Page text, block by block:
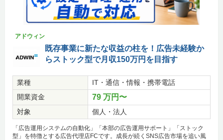
アドウィン
既存事業に新たな収益の柱を！広告未経験か
らストック型で月収150万円を目指す
業種
IT・通信・情報・携帯電話
開業資金
79 万円〜
対象 個人・法人
「広告運用システムの自動化」「本部の広告運用サポート」「ストック
型」を特徴とする広告代理店FCです。成長が続くSNS広告市場を追い風